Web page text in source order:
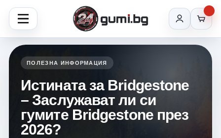
ПОЛЕЗНА ИНФОРМАЦИЯ
Истината за Bridgestone
– Заслужават ли си
гумите Bridgestone през
2026?